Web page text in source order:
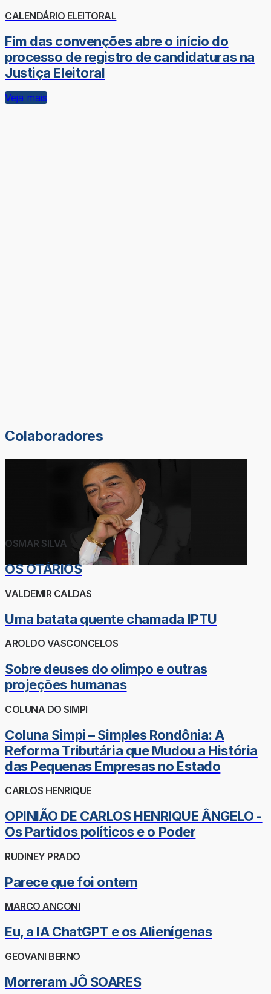
CALENDÁRIO ELEITORAL
Fim das convenções abre o início do
processo de registro de candidaturas na
Justiça Eleitoral
Veja mais
Colaboradores
OSMAR SILVA
OS OTÁRIOS
VALDEMIR CALDAS
Uma batata quente chamada IPTU
AROLDO VASCONCELOS
Sobre deuses do olimpo e outras
projeções humanas
COLUNA DO SIMPI
Coluna Simpi – Simples Rondônia: A
Reforma Tributária que Mudou a História
das Pequenas Empresas no Estado
CARLOS HENRIQUE
OPINIÃO DE CARLOS HENRIQUE ÂNGELO -
Os Partidos políticos e o Poder
RUDINEY PRADO
Parece que foi ontem
MARCO ANCONI
Eu, a IA ChatGPT e os Alienígenas
GEOVANI BERNO
Morreram JÔ SOARES